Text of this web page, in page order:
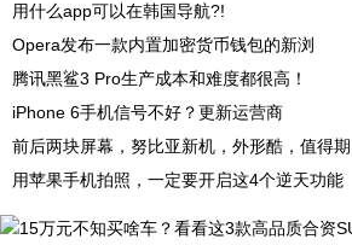
用什么app可以在韩国导航?!
Opera发布一款内置加密货币钱包的新浏
腾讯黑鲨3 Pro生产成本和难度都很高！
iPhone 6手机信号不好？更新运营商
前后两块屏幕，努比亚新机，外形酷，值得期
用苹果手机拍照，一定要开启这4个逆天功能